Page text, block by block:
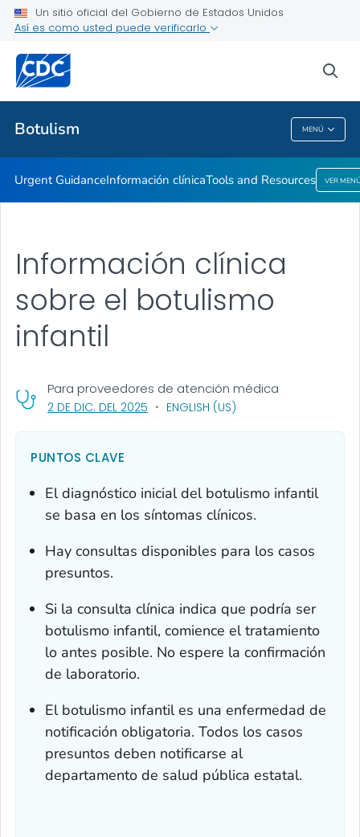
Un sitio oficial del Gobierno de Estados Unidos
Así es como usted puede verificarlo
Botulism MENÚ
Tools and Resources
Salud pública
Botulism
Urgent GuidanceInformación clínicaTools and Resources VER
Información clínica
sobre el botulismo
infantil
2 DE DIC. DEL 2025 , VISIT LINK FOR DETAILS.
ENGLISH (US)
Para proveedores de atención médica
PUNTOS CLAVE
El diagnóstico inicial del botulismo infantil
se basa en los síntomas clínicos.
Hay consultas disponibles para los casos
presuntos.
Si la consulta clínica indica que podría ser
botulismo infantil, comience el tratamiento
lo antes posible. No espere la confirmación
de laboratorio.
El botulismo infantil es una enfermedad de
notificación obligatoria. Todos los casos
presuntos deben notificarse al
departamento de salud pública estatal.